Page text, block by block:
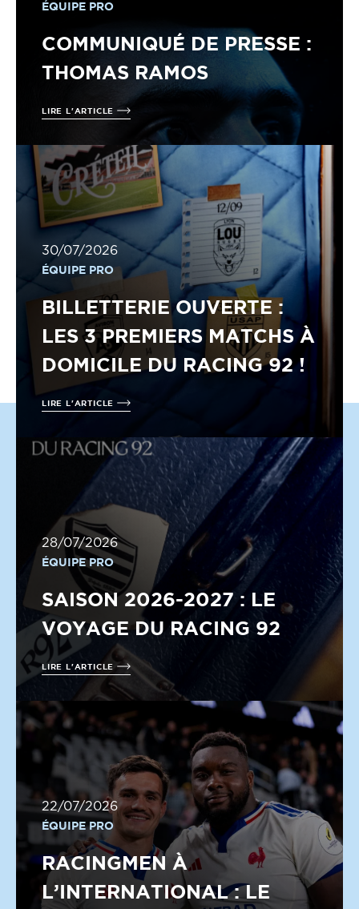
ÉQUIPE PRO
COMMUNIQUÉ DE PRESSE :
THOMAS RAMOS
LIRE L'ARTICLE
30/07/2026
ÉQUIPE PRO
BILLETTERIE OUVERTE :
LES 3 PREMIERS MATCHS À
DOMICILE DU RACING 92 !
LIRE L'ARTICLE
28/07/2026
ÉQUIPE PRO
SAISON 2026-2027 : LE
VOYAGE DU RACING 92
LIRE L'ARTICLE
22/07/2026
ÉQUIPE PRO
RACINGMEN À
L’INTERNATIONAL : LE